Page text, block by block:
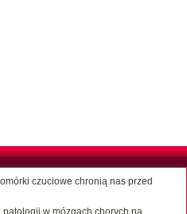
czuciowe chronią nas przed